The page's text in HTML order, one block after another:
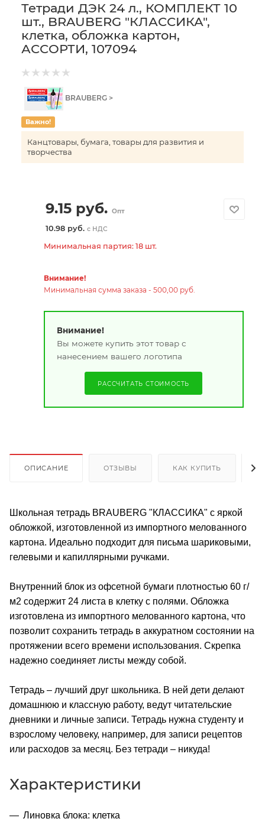
Тетради ДЭК 24 л., КОМПЛЕКТ 10
шт., BRAUBERG "КЛАССИКА",
клетка, обложка картон,
АССОРТИ, 107094
BRAUBERG >
Важно!
Канцтовары, бумага, товары для развития и
творчества
9.15руб. Опт
10.98 руб. с НДС
Минимальная партия: 18 шт.
Внимание!
Минимальная сумма заказа - 500,00 руб.
Внимание!
Вы можете купить этот товар с
нанесением вашего логотипа
РАССЧИТАТЬ СТОИМОСТЬ
ОПИСАНИЕ ОТЗЫВЫ КАК КУПИТЬ
Школьная тетрадь BRAUBERG "КЛАССИКА" с яркой
обложкой, изготовленной из импортного мелованного
картона. Идеально подходит для письма шариковыми,
гелевыми и капиллярными ручками.
Внутренний блок из офсетной бумаги плотностью 60 г/
м2 содержит 24 листа в клетку с полями. Обложка
изготовлена из импортного мелованного картона, что
позволит сохранить тетрадь в аккуратном состоянии на
протяжении всего времени использования. Скрепка
надежно соединяет листы между собой.
Тетрадь – лучший друг школьника. В ней дети делают
домашнюю и классную работу, ведут читательские
дневники и личные записи. Тетрадь нужна студенту и
взрослому человеку, например, для записи рецептов
или расходов за месяц. Без тетради – никуда!
Характеристики
Линовка блока: клетка